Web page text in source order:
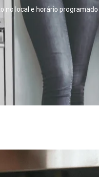
no local e horário programado